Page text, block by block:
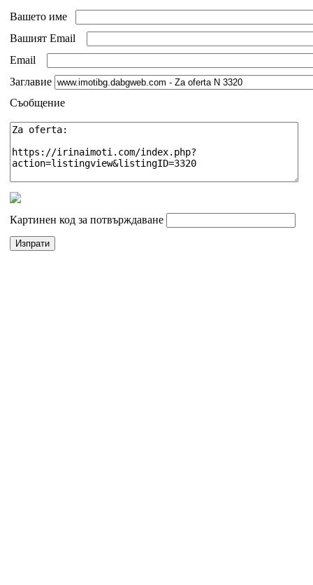
Вашето име
Вашият Email
Email
Заглавие
Съобщение
Картинен код за потвърждаване